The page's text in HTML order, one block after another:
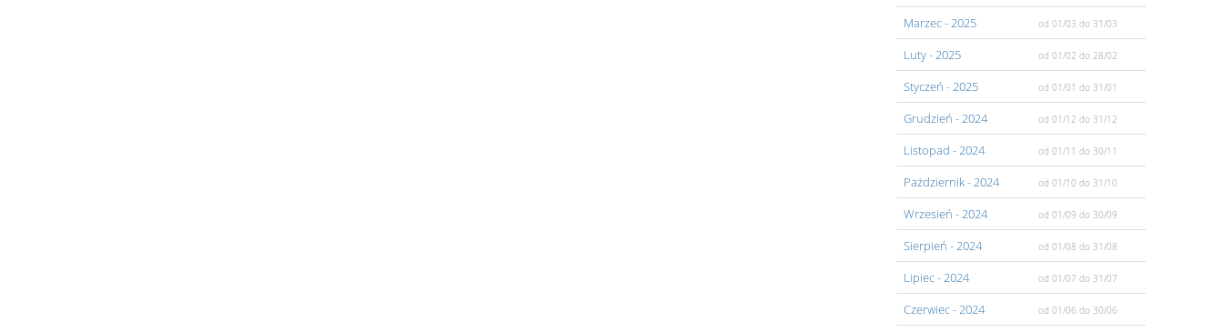
Marzec- 2025 od 01/03 do 31/03
Luty- 2025 od 01/02 do 28/02
Styczeń - 2025 od 01/01 do 31/01
Grudzień - 2024 od 01/12 do 31/12
Listopad - 2024 od 01/11 do 30/11
Pażdziernik- 2024 od 01/10 do 31/10
Wrzesień - 2024 od 01/09 do 30/09
Sierpień - 2024 od 01/08 do 31/08
Lipiec- 2024 od 01/07 do 31/07
Czerwiec- 2024 od 01/06 do 30/06